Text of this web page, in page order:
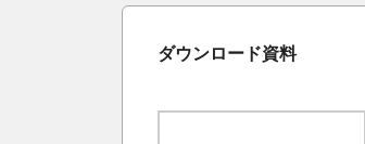
ダウンロード資料